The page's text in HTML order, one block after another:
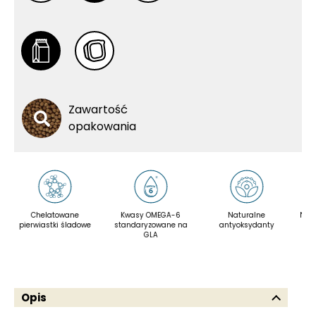
Zawartość
opakowania
Chelatowane
śladowe
Kwasy OMEGA-6
standaryzowane na
Naturalne
antyoksydanty
Nie
Opis